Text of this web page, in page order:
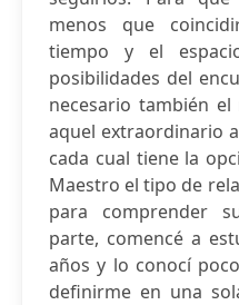
menos que
tiempo y el
posibilidades del
necesario también el
aquel extraordinario
cada cual tiene la
Maestro el tipo de
para comprender
parte, comencé a
años y lo conocí
definirme en una